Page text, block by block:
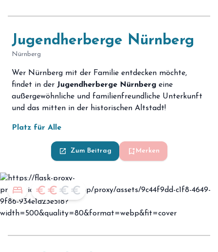
Jugendherberge Nürnberg
Nürnberg
Wer Nürnberg mit der Familie entdecken möchte,
findet in der Jugendherberge Nürnberg eine
außergewöhnliche und familienfreundliche Unterkunft
und das mitten in der historischen Altstadt!
Platz für Alle
launch Zum Beitrag bookmark_add Merken
bed euro euro euro euro